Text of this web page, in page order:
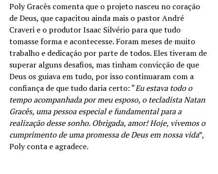
Poly Gracês comenta que o projeto nasceu no coração
de Deus, que capacitou ainda mais o pastor André
Craveri e o produtor Isaac Silvério para que tudo
tomasse forma e acontecesse. Foram meses de muito
trabalho e dedicação por parte de todos. Eles tiveram de
superar alguns desafios, mas tinham convicção de que
Deus os guiava em tudo, por isso continuaram com a
confiança de que tudo daria certo: “Eu estava todo o
tempo acompanhada por meu esposo, o tecladista Natan
Gracês, uma pessoa especial e fundamental para a
realização desse sonho. Obrigada, amor! Hoje, vivemos o
cumprimento de uma promessa de Deus em nossa vida”,
Poly conta e agradece.